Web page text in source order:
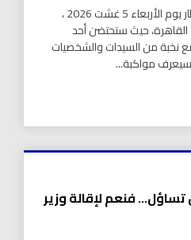
كتب / شادياحمد ستتجه الأنظار يوم الأربعاء 5 غشت 2026 ،
حيث ستحتضن أحد
نخبة من السيدات والشخصيات
سيعرف مواكبة...
فنعم لإقالة وزير